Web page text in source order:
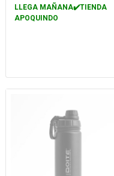
LLEGA MAÑANA✔️TIENDA
APOQUINDO